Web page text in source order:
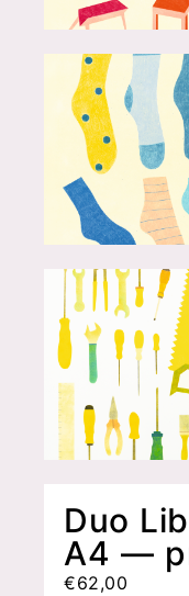
Duo
A4 —
€62,00